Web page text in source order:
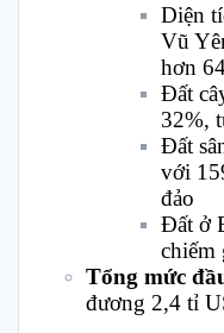
Diện
Vũ
hơn
Đất
32%,
Đất
với
đảo
Đất ở
chiếm
Tổng mức
đương 2,4 tỉ